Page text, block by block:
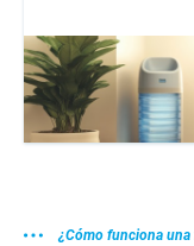
¿Cómo funciona